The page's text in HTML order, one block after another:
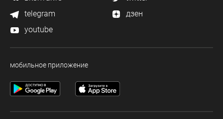
telegram
дзен
youtube
мобильное приложение